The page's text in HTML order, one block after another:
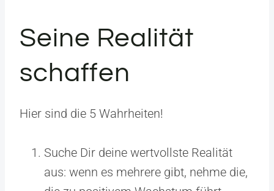
Seine Realität
schaffen
Hier sind die 5 Wahrheiten!
Suche Dir deine wertvollste Realität
aus: wenn es mehrere gibt, nehme die,